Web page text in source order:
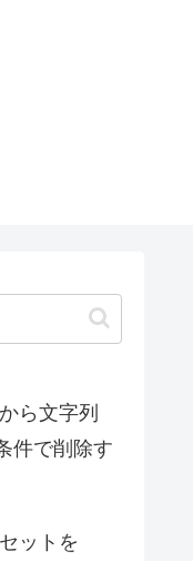
ら文字列
件で削除す
ットを